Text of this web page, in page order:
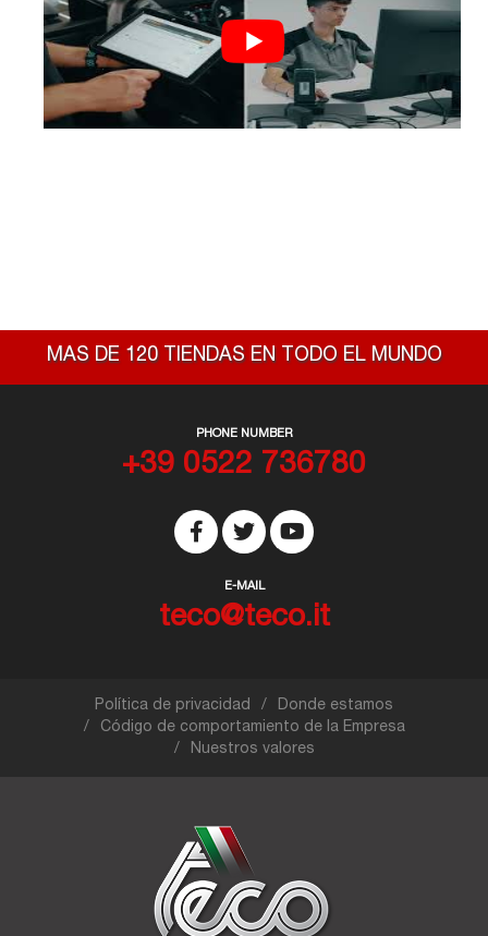
MAS DE 120 TIENDAS EN TODO EL MUNDO
PHONE NUMBER
+39 0522 736780
E-MAIL
teco@teco.it
Política de privacidad
Donde estamos
Código de comportamiento de la Empresa
Nuestros valores